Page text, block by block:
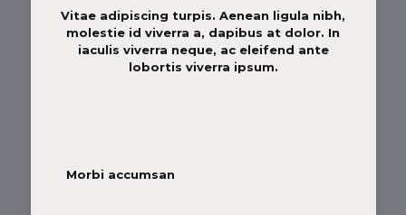
Vitae adipiscing turpis. Aenean ligula nibh,
molestie id viverra a, dapibus at dolor. In
iaculis viverra neque, ac eleifend ante
lobortis viverra ipsum.
Morbi accumsan